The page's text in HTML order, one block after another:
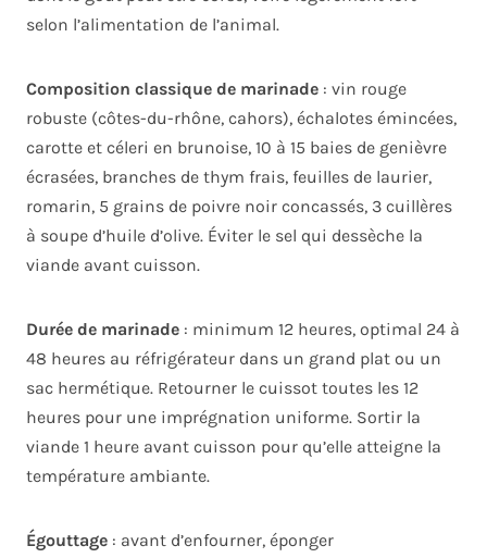
selon l’alimentation de l’animal.
Composition classique de marinade : vin rouge
robuste (côtes-du-rhône, cahors), échalotes émincées,
carotte et céleri en brunoise, 10 à 15 baies de genièvre
écrasées, branches de thym frais, feuilles de laurier,
romarin, 5 grains de poivre noir concassés, 3 cuillères
à soupe d’huile d’olive. Éviter le sel qui dessèche la
viande avant cuisson.
Durée de marinade : minimum 12 heures, optimal 24 à
48 heures au réfrigérateur dans un grand plat ou un
sac hermétique. Retourner le cuissot toutes les 12
heures pour une imprégnation uniforme. Sortir la
viande 1 heure avant cuisson pour qu’elle atteigne la
température ambiante.
Égouttage : avant d’enfourner, éponger